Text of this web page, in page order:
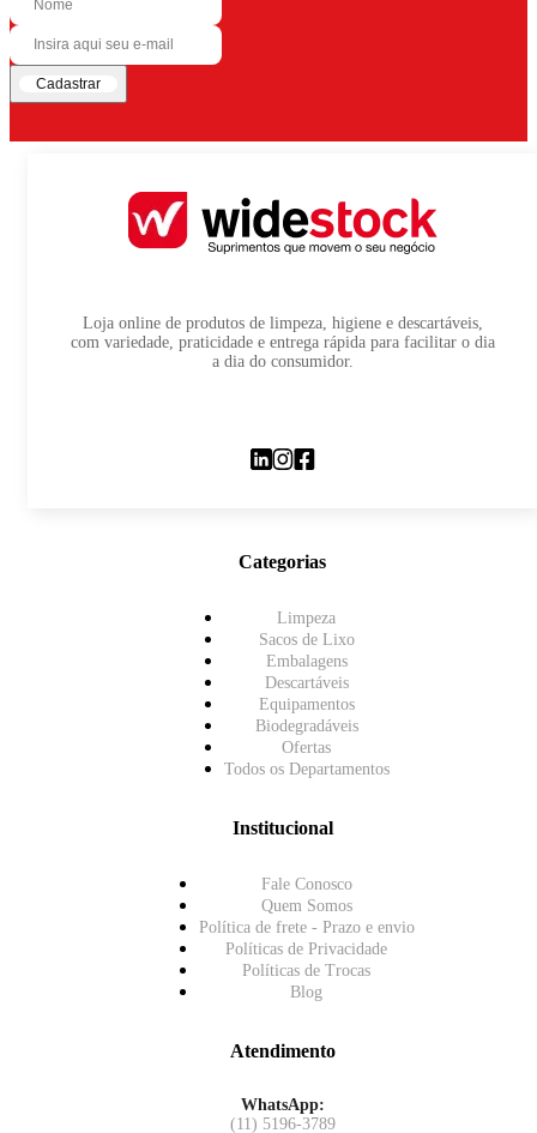
Cadastrar
Loja online de produtos de limpeza, higiene e descartáveis,
com variedade, praticidade e entrega rápida para facilitar o dia
a dia do consumidor.
Categorias
Limpeza
Sacos de Lixo
Embalagens
Descartáveis
Equipamentos
Biodegradáveis
Ofertas
Todos os Departamentos
Institucional
Fale Conosco
Quem Somos
Política de frete - Prazo e envio
Políticas de Privacidade
Políticas de Trocas
Blog
Atendimento
WhatsApp:
(11) 5196-3789